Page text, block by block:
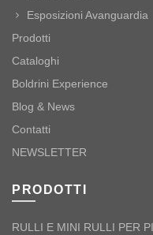
Esposizioni Avanguardia
Prodotti
Cataloghi
Boldrini Experience
Blog & News
Contatti
NEWSLETTER
PRODOTTI
RULLI E MINI RULLI PER